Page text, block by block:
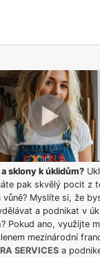
sklony k úklidům?
pak skvělý pocit z
Myslíte si, že
a podnikat v
Pokud ano, využijte
mezinárodní
SERVICESa